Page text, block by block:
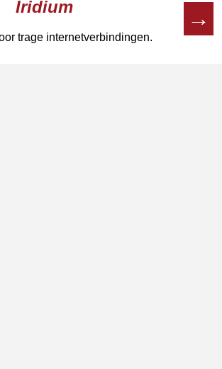
Iridium
trage internetverbindingen.
→